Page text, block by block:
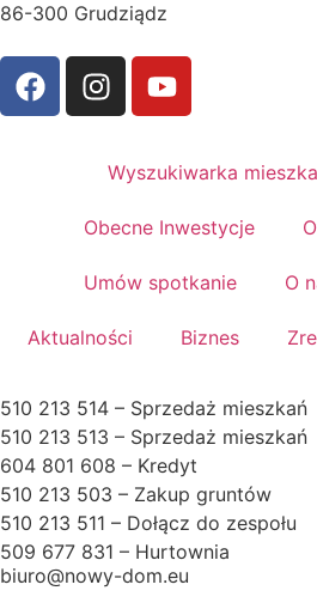
86-300 Grudziądz
Wyszukiwarka
Obecne Inwestycje
Umów spotkanie O
Aktualności Biznes
510 213 514 – Sprzedaż mieszkań
510 213 513 – Sprzedaż mieszkań
604 801 608 – Kredyt
510 213 503 – Zakup gruntów
510 213 511 – Dołącz do zespołu
509 677 831 – Hurtownia
biuro@nowy-dom.eu